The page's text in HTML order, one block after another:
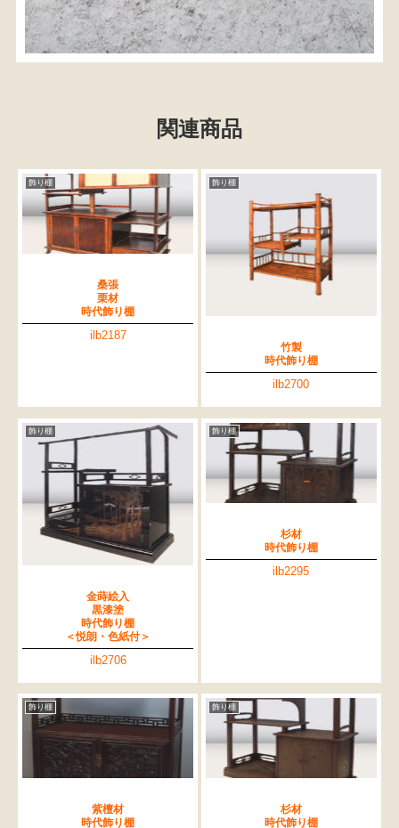
関連商品
飾り棚
桑張
栗材
時代飾り棚
ilb2187
飾り棚
竹製
時代飾り棚
ilb2700
飾り棚
金蒔絵入
黒漆塗
時代飾り棚
＜悦朗・色紙付＞
ilb2706
飾り棚
杉材
時代飾り棚
ilb2295
飾り棚
紫檀材
時代飾り棚
飾り棚
杉材
時代飾り棚